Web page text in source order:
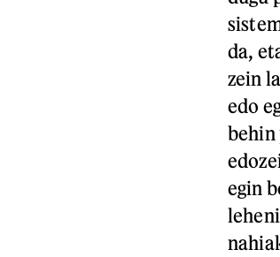
da,
zein
edo
behin
egin